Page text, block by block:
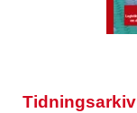
Tidningsarkiv